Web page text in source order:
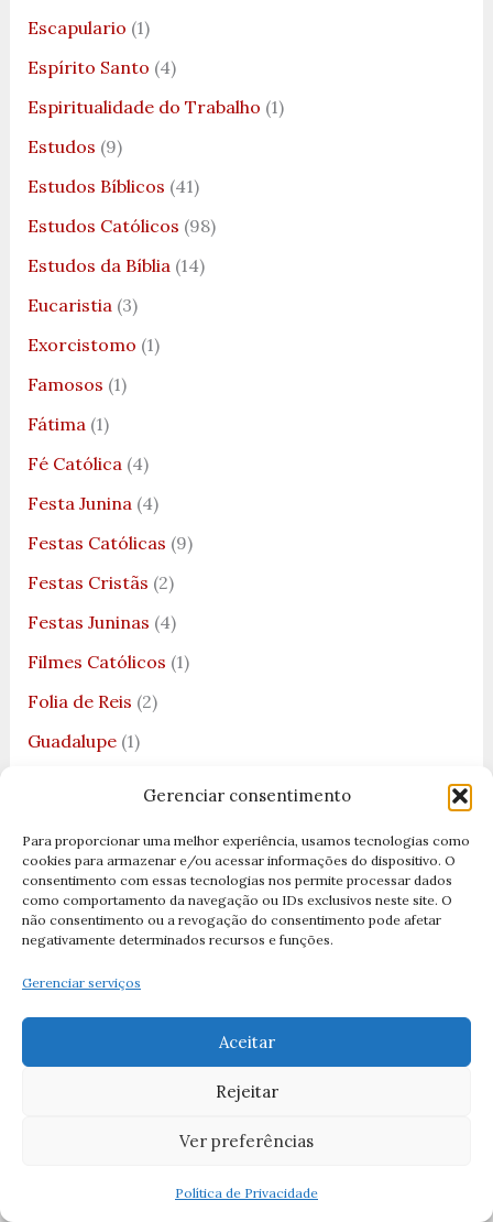
Gerenciar consentimento
Para proporcionar uma melhor experiência, usamos tecnologias como
cookies para armazenar e/ou acessar informações do dispositivo. O
consentimento com essas tecnologias nos permite processar dados
como comportamento da navegação ou IDs exclusivos neste site. O
não consentimento ou a revogação do consentimento pode afetar
negativamente determinados recursos e funções.
Gerenciar serviços
Aceitar
Rejeitar
Ver preferências
Política de Privacidade
Escapulario (1)
Espírito Santo (4)
Espiritualidade do Trabalho (1)
Estudos (9)
Estudos Bíblicos (41)
Estudos Católicos (98)
Estudos da Bíblia (14)
Eucaristia (3)
Exorcistomo (1)
Famosos (1)
Fátima (1)
Fé Católica (4)
Festa Junina (4)
Festas Católicas (9)
Festas Cristãs (2)
Festas Juninas (4)
Filmes Católicos (1)
Folia de Reis (2)
Guadalupe(1)
História de São Bento(1)
História de São João Paulo II(1)
História de São Juan Diego(1)
História de São Rafael Arcanjo
História dos Santos(10)
(33)